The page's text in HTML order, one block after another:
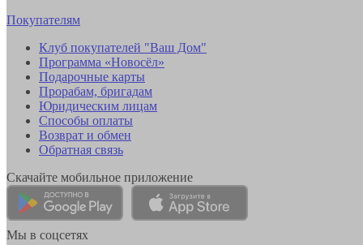
Покупателям
Клуб покупателей "Ваш Дом"
Программа «Новосёл»
Подарочные карты
Прорабам, бригадам
Юридическим лицам
Способы оплаты
Возврат и обмен
Обратная связь
Скачайте мобильное приложение
Мы в соцсетях